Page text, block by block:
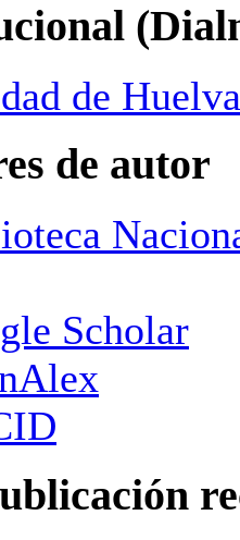
de Huelva
de autor
Scholar